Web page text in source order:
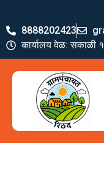
8888202423
कार्यालय वेळ: सकाळी